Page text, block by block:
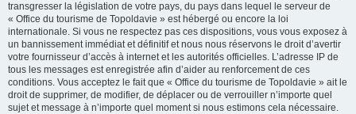
transgresser la législation de votre pays, du pays dans lequel le serveur de
« Office du tourisme de Topoldavie » est hébergé ou encore la loi
internationale. Si vous ne respectez pas ces dispositions, vous vous exposez à
un bannissement immédiat et définitif et nous nous réservons le droit d’avertir
votre fournisseur d’accès à internet et les autorités officielles. L’adresse IP de
tous les messages est enregistrée afin d’aider au renforcement de ces
conditions. Vous acceptez le fait que « Office du tourisme de Topoldavie » ait le
droit de supprimer, de modifier, de déplacer ou de verrouiller n’importe quel
sujet et message à n’importe quel moment si nous estimons cela nécessaire.